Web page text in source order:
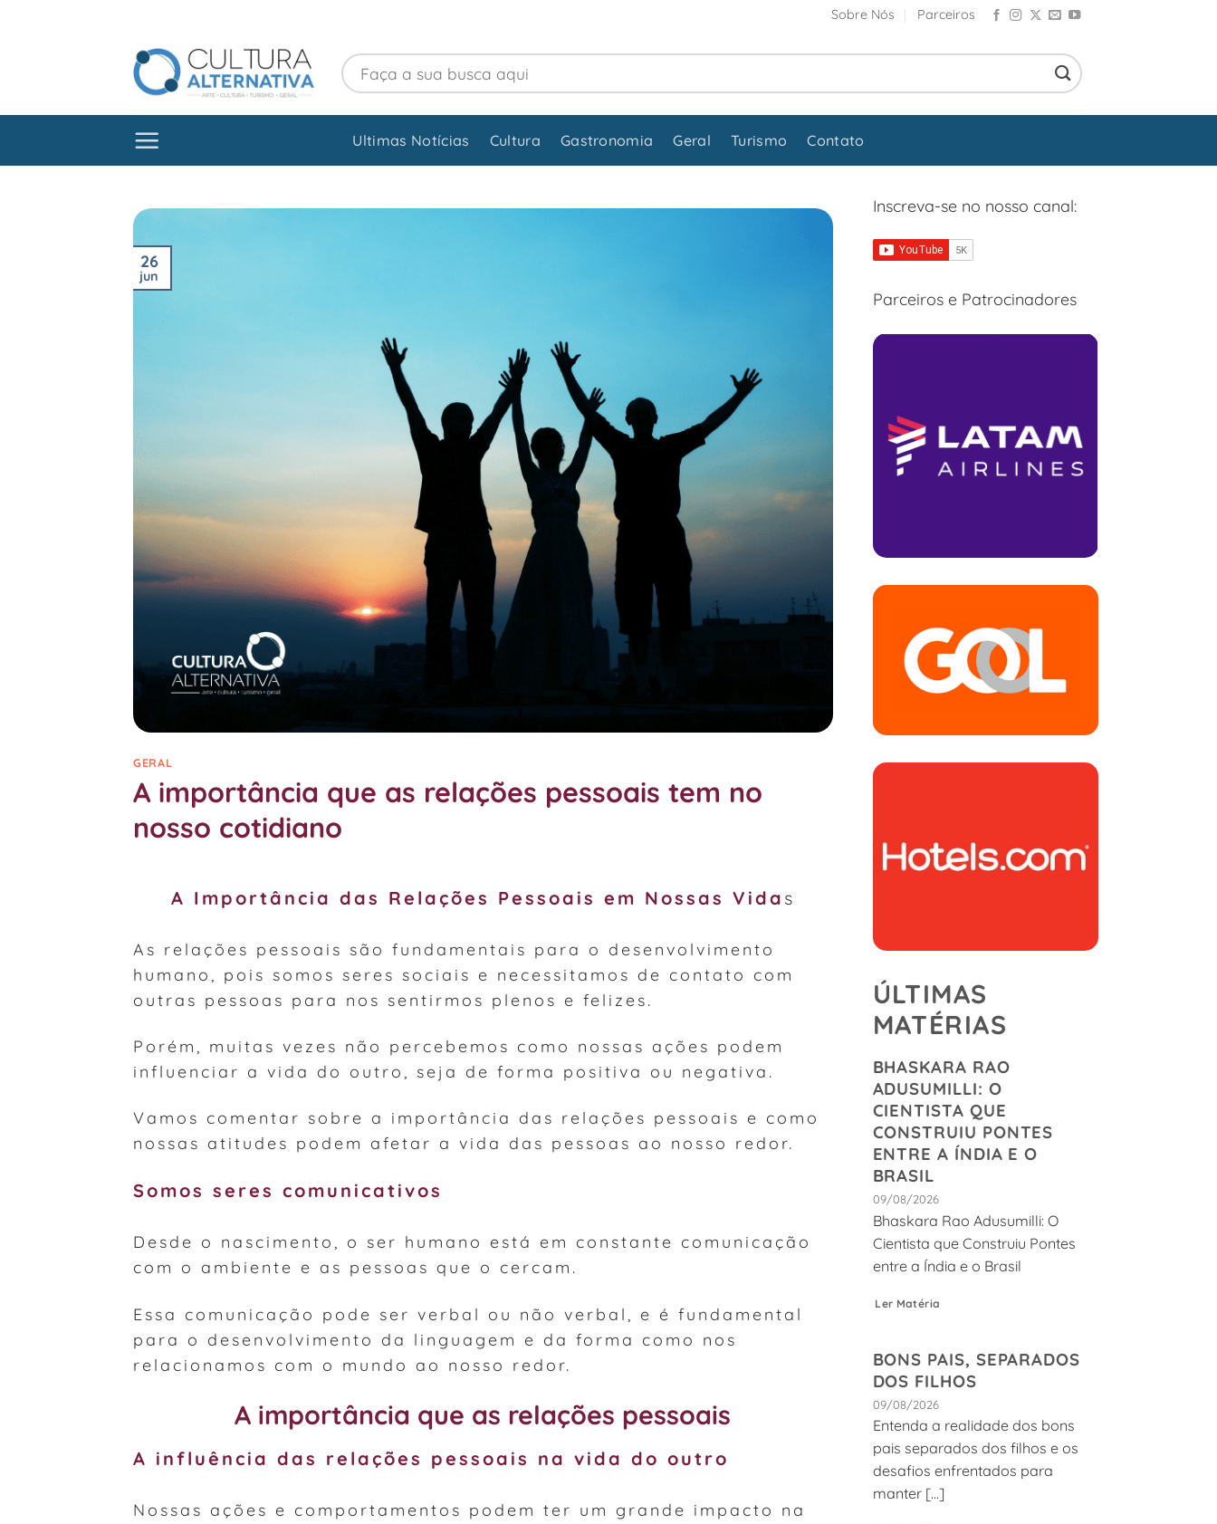
Sobre Nós Parceiros
Ultimas Notícias Cultura Gastronomia Geral Turismo Contato
26
jun
GERAL
A importância que as relações pessoais tem no
nosso cotidiano
A Importância das Relações Pessoais em Nossas Vida s
As relações pessoais são fundamentais para o desenvolvimento
humano, pois somos seres sociais e necessitamos de contato com
outras pessoas para nos sentirmos plenos e felizes.
Porém, muitas vezes não percebemos como nossas ações podem
influenciar a vida do outro, seja de forma positiva ou negativa.
Vamos comentar sobre a importância das relações pessoais e como
nossas atitudes podem afetar a vida das pessoas ao nosso redor.
Somos seres comunicativos
Desde o nascimento, o ser humano está em constante comunicação
com o ambiente e as pessoas que o cercam.
Essa comunicação pode ser verbal ou não verbal, e é fundamental
para o desenvolvimento da linguagem e da forma como nos
relacionamos com o mundo ao nosso redor.
A importância que as relações pessoais
A influência das relações pessoais na vida do outro
Nossas ações e comportamentos podem ter um grande impacto na
Inscreva-se no nosso canal:
Parceiros e Patrocinadores
ÚLTIMAS
MATÉRIAS
BHASKARA RAO
ADUSUMILLI: O
CIENTISTA QUE
CONSTRUIU PONTES
ENTRE A ÍNDIA E O
BRASIL
09/08/2026
Bhaskara Rao Adusumilli: O
Cientista que Construiu Pontes
entre a Índia e o Brasil
Ler Matéria
BONS PAIS, SEPARADOS
DOS FILHOS
09/08/2026
Entenda a realidade dos bons
pais separados dos filhos e os
desafios enfrentados para
manter [...]